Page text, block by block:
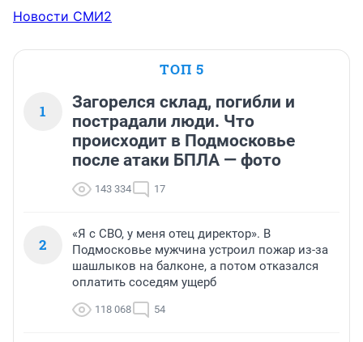
Новости СМИ2
ТОП 5
1
Загорелся склад, погибли и
пострадали люди. Что
происходит в Подмосковье
после атаки БПЛА — фото
143 334 17
2
«Я с СВО, у меня отец директор». В
Подмосковье мужчина устроил пожар из-за
шашлыков на балконе, а потом отказался
оплатить соседям ущерб
118 068 54